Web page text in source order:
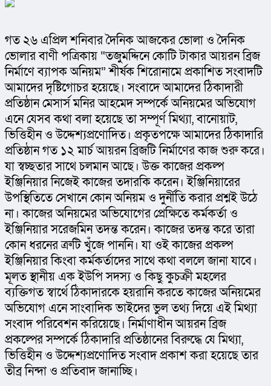
গত ২৬ এপ্রিল শনিবার দৈনিক আজকের ভোলা ও দৈনিক
ভোলার বাণী পত্রিকায় “তজুমদ্দিনে কোটি টাকার আয়রন ব্রিজ
নির্মাণে ব্যাপক অনিয়ম” শীর্ষক শিরোনামে প্রকাশিত সংবাদটি
আমাদের দৃষ্টিগোচর হয়েছে। সংবাদে আমাদের ঠিকাদারী
প্রতিষ্ঠান মেসার্স মনির আহমেদ সম্পর্কে অনিয়মের অভিযোগ
এনে যেসব কথা বলা হয়েছে তা সম্পূর্ণ মিথ্যা, বানোয়াট,
ভিত্তিহীন ও উদ্দেশ্যপ্রণোদিত। প্রকৃতপক্ষে আমাদের ঠিকাদারি
প্রতিষ্ঠান গত ১২ মার্চ আয়রন ব্রিজটি নির্মাণের কাজ শুরু করে।
যা স্বচ্ছতার সাথে চলমান আছে। উক্ত কাজের প্রকল্প
ইঞ্জিনিয়ার নিজেই কাজের তদারকি করেন। ইঞ্জিনিয়ারের
উপস্থিতিতে সেখানে কোন অনিয়ম ও দুর্নীতি করার প্রশ্নই উঠে
না। কাজের অনিয়মের অভিযোগের প্রেক্ষিতে কর্মকর্তা ও
ইঞ্জিনিয়ার সরেজমিন তদন্ত করেন। কাজের তদন্ত করে তারা
কোন ধরনের ত্রুটি খুঁজে পাননি। যা ওই কাজের প্রকল্প
ইঞ্জিনিয়ার কিংবা কর্মকর্তাদের সাথে কথা বললে জানা যাবে।
মূলত স্থানীয় এক ইউপি সদস্য ও কিছু কুচক্রী মহলের
ব্যক্তিগত স্বার্থে ঠিকাদারকে হয়রানি করতে কাজের অনিয়মের
অভিযোগ এনে সাংবাদিক ভাইদের ভুল তথ্য দিয়ে এই মিথ্যা
সংবাদ পরিবেশন করিয়েছে। নির্মাণাধীন আয়রন ব্রিজ
প্রকল্পের সম্পর্কে ঠিকাদারি প্রতিষ্ঠানের বিরুদ্ধে যে মিথ্যা,
ভিত্তিহীন ও উদ্দেশ্যপ্রণোদিত সংবাদ প্রকাশ করা হয়েছে তার
তীব্র নিন্দা ও প্রতিবাদ জানাচ্ছি।